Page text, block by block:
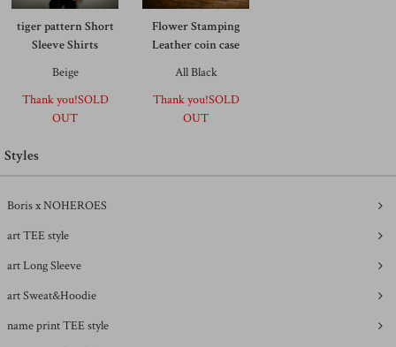
tiger pattern Short
Sleeve Shirts
Beige
Thank you!SOLD
OUT
Flower Stamping
Leather coin case
All Black
Thank you!SOLD
OUT
Styles
Boris x NOHEROES
art TEE style
art Long Sleeve
art Sweat&Hoodie
name print TEE style